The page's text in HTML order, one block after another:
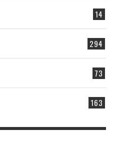
14
294
73
163